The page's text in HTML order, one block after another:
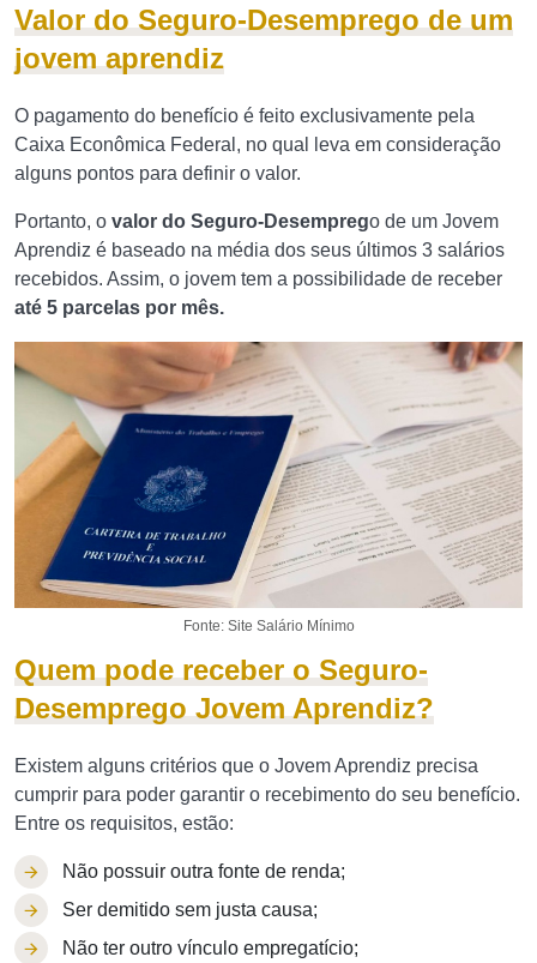
Valor do Seguro-Desemprego de um
jovem aprendiz
O pagamento do benefício é feito exclusivamente pela
Caixa Econômica Federal, no qual leva em consideração
alguns pontos para definir o valor.
Portanto, o valor do Seguro-Desemprego de um Jovem
Aprendiz é baseado na média dos seus últimos 3 salários
recebidos. Assim, o jovem tem a possibilidade de receber
até 5 parcelas por mês.
Fonte: Site Salário Mínimo
Quem pode receber o Seguro-
Desemprego Jovem Aprendiz?
Existem alguns critérios que o Jovem Aprendiz precisa
cumprir para poder garantir o recebimento do seu benefício.
Entre os requisitos, estão:
Não possuir outra fonte de renda;
Ser demitido sem justa causa;
Não ter outro vínculo empregatício;